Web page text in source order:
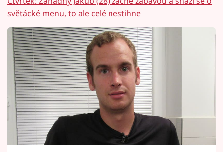
světácké menu, to ale celé nestihne